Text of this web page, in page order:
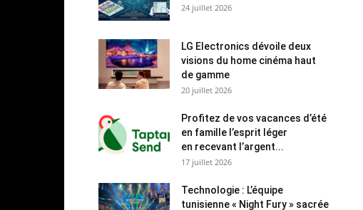
24 juillet 2026
LG Electronics dévoile deux
visions du home cinéma haut
de gamme
20 juillet 2026
Profitez de vos vacances d’été
en famille l’esprit léger
en recevant l’argent...
17 juillet 2026
Technologie : L’équipe
tunisienne « Night Fury » sacrée